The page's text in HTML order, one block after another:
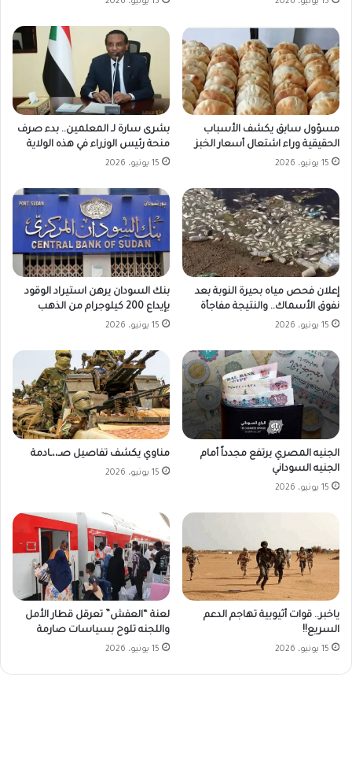
15 يونيو، 2026
مسؤول سابق يكشف الأسباب
الحقيقية وراء اشتعال أسعار الخبز
15 يونيو، 2026
بشرى سارة لـ المعلمين.. بدء صرف
منحة رئيس الوزراء في هذه الولاية
15 يونيو، 2026
إعلان فحص مياه بحيرة النوبة بعد
نفوق الأسماك.. والنتيجة مفاجأة
15 يونيو، 2026
بنك السودان يرهن استيراد الوقود
بإيداع 200 كيلوجرام من الذهب
15 يونيو، 2026
الجنيه المصري يرتفع مجدداً أمام
الجنيه السوداني
15 يونيو، 2026
مناوي يكشف تفاصيل صـ،،ـادمة
15 يونيو، 2026
ياخبر.. قوات أثيوبية تهاجم الدعم
السريع!!
15 يونيو، 2026
لعنة “العفش” تعرقل قطار الأمل
واللجنه تلوح بسياسات صارمة
15 يونيو، 2026